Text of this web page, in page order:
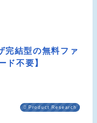
結型の無料ファ
ド不要】
Product Research